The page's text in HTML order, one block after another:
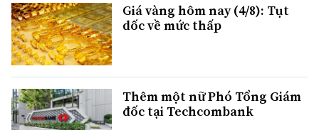
Giá vàng hôm nay (4/8): Tụt
dốc về mức thấp
Thêm một nữ Phó Tổng Giám
đốc tại Techcombank